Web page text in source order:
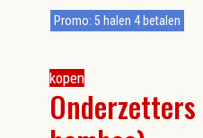
kopen
Promo: 5 halen 4 betalen